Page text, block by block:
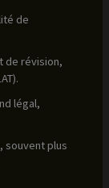
de
de révision,
légal,
plus